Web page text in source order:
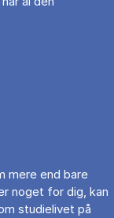
mere end bare
noget for dig, kan
studielivet på